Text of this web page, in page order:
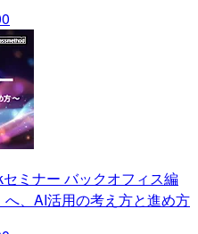
ミナー バックオフィス編
へ、AI活用の考え方と進め方